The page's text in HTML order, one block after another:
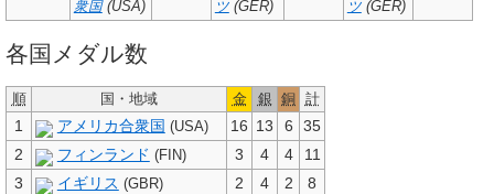
衆国(USA) ツ(GER) ツ(GER)
各国メダル数
順 国・地域 金 銀 銅 計
1 アメリカ合衆国 (USA) 16 13 6
35
2
フィンランド (FIN) 3 4 4
11
3
イギリス (GBR) 2 4 2
8